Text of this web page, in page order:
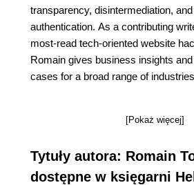
transparency, disintermediation,
authentication. As a contributing
most-read tech-oriented website
Romain gives business insights
cases for a broad range of
[Pokaż więcej]
Tytuły autora: Romain
dostępne w księgarni